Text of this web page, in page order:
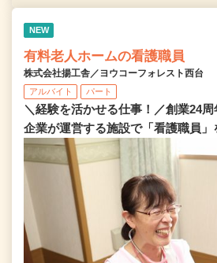
NEW
有料老人ホームの看護職員
株式会社揚工舎／ヨウコーフォレスト西台
アルバイト パート
＼経験を活かせる仕事！／創業24
企業が運営する施設で「看護職員」